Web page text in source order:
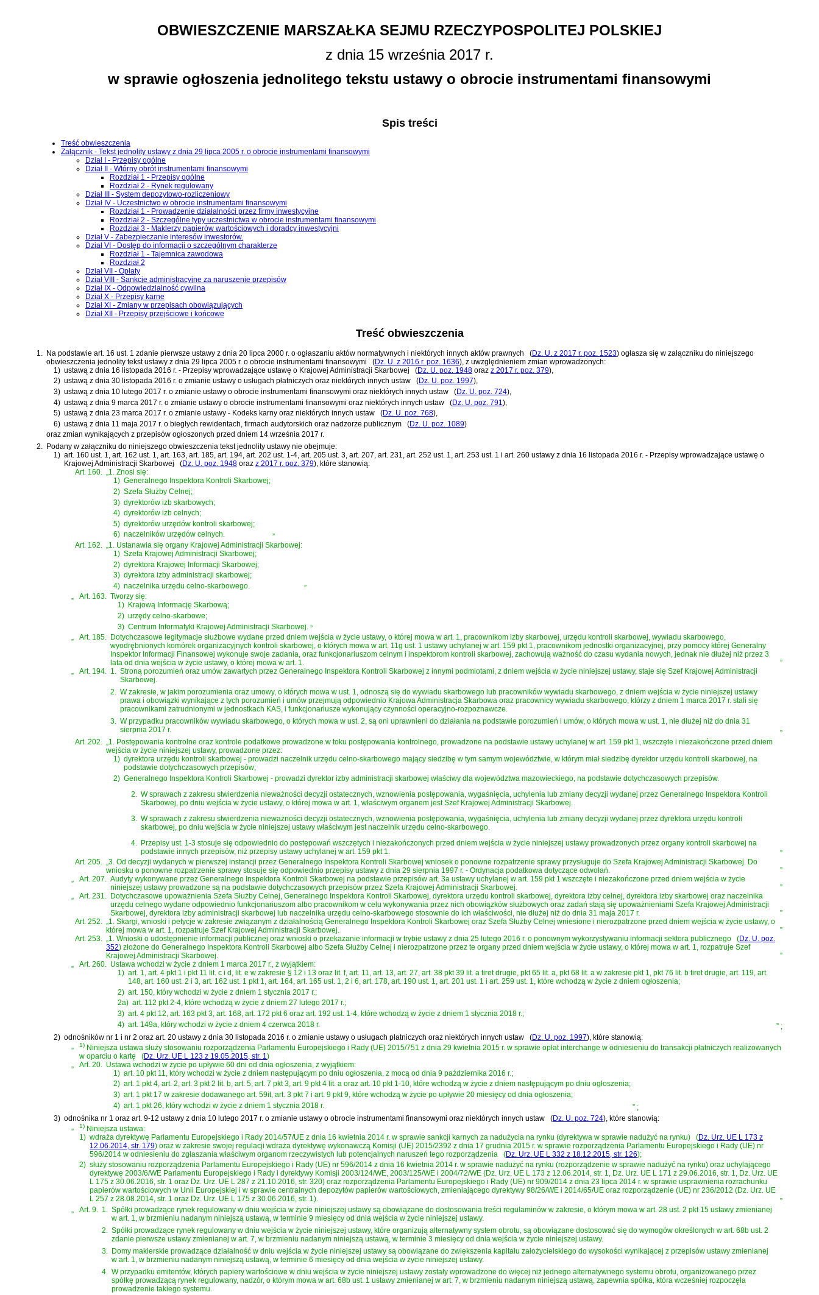
OBWIESZCZENIE MARSZAŁKA SEJMU RZECZYPOSPOLITEJ POLSKIEJ
z dnia 15 września 2017 r.
w sprawie ogłoszenia jednolitego tekstu ustawy o obrocie instrumentami finansowymi
Spis treści
Treść obwieszczenia
Załącznik - Tekst jednolity ustawy z dnia 29 lipca 2005 r. o obrocie instrumentami finansowymi
Dział I - Przepisy ogólne
Dział II - Wtórny obrót instrumentami finansowymi
Rozdział 1 - Przepisy ogólne
Rozdział 2 - Rynek regulowany
Dział III - System depozytowo-rozliczeniowy
Dział IV - Uczestnictwo w obrocie instrumentami finansowymi
Rozdział 1 - Prowadzenie działalności przez firmy inwestycyjne
Rozdział 2 - Szczególne typy uczestnictwa w obrocie instrumentami finansowymi
Rozdział 3 - Maklerzy papierów wartościowych i doradcy inwestycyjni
Dział V - Zabezpieczanie interesów inwestorów.
Dział VI - Dostęp do informacji o szczególnym charakterze
Rozdział 1 - Tajemnica zawodowa
Rozdział 2
Dział VII - Opłaty
Dział VIII - Sankcje administracyjne za naruszenie przepisów
Dział IX - Odpowiedzialność cywilna
Dział X - Przepisy karne
Dział XI - Zmiany w przepisach obowiązujących
Dział XII - Przepisy przejściowe i końcowe
Treść obwieszczenia
1. Na podstawie art. 16 ust. 1 zdanie pierwsze ustawy z dnia 20 lipca 2000 r. o ogłaszaniu aktów normatywnych i niektórych innych aktów prawnych (Dz. U. z 2017 r. poz. 1523) ogłasza się w załączniku do niniejszego
obwieszczenia jednolity tekstustawy z dnia 29 lipca 2005 r. o obrocie instrumentami finansowymi (Dz. U. z 2016 r. poz. 1636), z uwzględnieniem zmian wprowadzonych:
1) ustawą z dnia 16 listopada 2016 r. - Przepisy wprowadzające ustawę o Krajowej Administracji Skarbowej (Dz. U. poz. 1948 oraz z 2017 r. poz. 379),
2) ustawą z dnia 30 listopada 2016 r. o zmianie ustawy o usługach płatniczych oraz niektórych innych ustaw (Dz. U. poz. 1997),
3) ustawą z dnia 10 lutego 2017 r. o zmianie ustawy o obrocie instrumentami finansowymi oraz niektórych innych ustaw (Dz. U. poz. 724),
4) ustawą z dnia 9 marca 2017 r. o zmianie ustawy o obrocie instrumentami finansowymi oraz niektórych innych ustaw (Dz. U. poz. 791 )
5) ustawą z dnia 23 marca 2017 r. o zmianie ustawy - Kodeks karny oraz niektórych innych ustaw (Dz. U. poz. 768),
6) ustawą z dnia 11 maja 2017 r. o biegłych rewidentach, firmach audytorskich oraz nadzorze publicznym (Dz. U. poz. 1089)
oraz zmian wynikających z przepisów ogłoszonych przed dniem 14 września 2017 r.
2. Podany w załączniku do niniejszego obwieszczenia tekst jednolity ustawy nie obejmuje:
1) art. 160 ust. 1, art. 162 ust. 1, art. 163, art. 185, art. 194, art. 202 ust. 1-4, art. 205 ust. 3, art. 207, art. 231, art. 252 ust. 1, art. 253 ust. 1 i art. 260 ustawy z dnia 16 listopada 2016 r. - Przepisy wprowadzające ustawę o
Krajowej Administracji Skarbowej
(Dz. U. poz. 1948 oraz z 2017 r. poz. 379), które stanowią:
Art. 160. „1. Znosi się:
1) Generalnego Inspektora Kontroli Skarbowej;
2) Szefa Służby Celnej;
3) dyrektorów izb skarbowych;
4) dyrektorów izb celnych;
5) dyrektorów urzędów kontroli skarbowej;
6) naczelników urzędów celnych.
”
Art. 162. „1. Ustanawia się organy Krajowej Administracji Skarbowej:
1) Szefa Krajowej Administracji Skarbowej;
2) dyrektora Krajowej Informacji Skarbowej;
3) dyrektora izby administracji skarbowej;
4) naczelnika urzędu celno-skarbowego.
”
„
Art. 163. Tworzy się:
1) Krajową Informację Skarbową;
2) urzędy celno-skarbowe;
3) Centrum Informatyki Krajowej Administracji Skarbowej. ”
„
Art. 185. Dotychczasowe legitymacje służbowe wydane przed dniem wejścia w życie ustawy, o której mowa w art. 1, pracownikom izby skarbowej, urzędu kontroli skarbowej, wywiadu skarbowego,
wyodrębnionych komórek organizacyjnych kontroli skarbowej, o których mowa w art. 11g ust. 1 ustawy uchylanej w art. 159 pkt 1, pracownikom jednostki organizacyjnej, przy pomocy której Generalny
Inspektor Informacji Finansowej wykonuje swoje zadania, oraz funkcjonariuszom celnym i inspektorom kontroli skarbowej, zachowują ważność do czasu wydania nowych, jednak nie dłużej niż przez 3
lata od dnia wejścia w życie ustawy, o której mowa w art. 1.
”
„
Art. 194. 1. Stroną porozumień oraz umów zawartych przez Generalnego Inspektora Kontroli Skarbowej z innymi podmiotami, z dniem wejścia w życie niniejszej ustawy, staje się Szef Krajowej Administracji
Skarbowej.
2. W zakresie, w jakim porozumienia oraz umowy, o których mowa w ust. 1, odnoszą się do wywiadu skarbowego lub pracowników wywiadu skarbowego, z dniem wejścia w życie niniejszej ustawy
prawa i obowiązki wynikające z tych porozumień i umów przejmują odpowiednio Krajowa Administracja Skarbowa oraz pracownicy wywiadu skarbowego, którzy z dniem 1 marca 2017 r. stali się
pracownikami zatrudnionymi w jednostkach KAS, i funkcjonariusze wykonujący czynności operacyjno-rozpoznawcze.
3. W przypadku pracowników wywiadu skarbowego, o których mowa w ust. 2, są oni uprawnieni do działania na podstawie porozumień i umów, o których mowa w ust. 1, nie dłużej niż do dnia 31
sierpnia 2017 r.
”
Art. 202. „1. Postępowania kontrolne oraz kontrole podatkowe prowadzone w toku postępowania kontrolnego, prowadzone na podstawie ustawy uchylanej w art. 159 pkt 1, wszczęte i niezakończone przed dniem
wejścia w życie niniejszej ustawy, prowadzone przez:
1) dyrektora urzędu kontroli skarbowej - prowadzi naczelnik urzędu celno-skarbowego mający siedzibę w tym samym województwie, w którym miał siedzibę dyrektor urzędu kontroli skarbowej, na
podstawie dotychczasowych przepisów;
2) Generalnego Inspektora Kontroli Skarbowej - prowadzi dyrektor izby administracji skarbowej właściwy dla województwa mazowieckiego, na podstawie dotychczasowych przepisów.
2.
W sprawach z zakresu stwierdzenia nieważności decyzji ostatecznych, wznowienia postępowania, wygaśnięcia, uchylenia lub zmiany decyzji wydanej przez Generalnego Inspektora Kontroli
Skarbowej, po dniu wejścia w życie ustawy, o której mowa w art. 1, właściwym organem jest Szef Krajowej Administracji Skarbowej.
3.
W sprawach z zakresu stwierdzenia nieważności decyzji ostatecznych, wznowienia postępowania, wygaśnięcia, uchylenia lub zmiany decyzji wydanej przez dyrektora urzędu kontroli
skarbowej, po dniu wejścia w życie niniejszej ustawy właściwym jest naczelnik urzędu celno-skarbowego.
4.
Przepisy ust. 1-3 stosuje się odpowiednio do postępowań wszczętych i niezakończonych przed dniem wejścia w życie niniejszej ustawy prowadzonych przez organy kontroli skarbowej na
podstawie innych przepisów, niż przepisy ustawy uchylanej w art. 159 pkt 1.
”
Art. 205. „3. Od decyzji wydanych w pierwszej instancji przez Generalnego Inspektora Kontroli Skarbowej wniosek o ponowne rozpatrzenie sprawy przysługuje do Szefa Krajowej Administracji Skarbowej. Do
wniosku o ponowne rozpatrzenie sprawy stosuje się odpowiednio przepisy ustawy z dnia 29 sierpnia 1997 r. - Ordynacja podatkowa dotyczące odwołań.
”
„
Art. 207. Audyty wykonywane przez Generalnego Inspektora Kontroli Skarbowej na podstawie przepisów art. 3a ustawy uchylanej w art. 159 pkt 1 wszczęte i niezakończone przed dniem wejścia w życie
niniejszej ustawy prowadzone są na podstawie dotychczasowych przepisów przez Szefa Krajowej Administracji Skarbowej.
”
„
Art. 231. Dotychczasowe upoważnienia Szefa Służby Celnej, Generalnego Inspektora Kontroli Skarbowej, dyrektora urzędu kontroli skarbowej, dyrektora izby celnej, dyrektora izby skarbowej oraz naczelnika
urzędu celnego wydane odpowiednio funkcjonariuszom albo pracownikom w celu wykonywania przez nich obowiązków służbowych oraz zadań stają się upoważnieniami Szefa Krajowej Administracji
Skarbowej, dyrektora izby administracji skarbowej lub naczelnika urzędu celno-skarbowego stosownie do ich właściwości, nie dłużej niż do dnia 31 maja 2017 r.
”
Art. 252. „1. Skargi, wnioski i petycje w zakresie związanym z działalnością Generalnego Inspektora Kontroli Skarbowej oraz Szefa Służby Celnej wniesione i nierozpatrzone przed dniem wejścia w życie ustawy, o
której mowa w art. 1, rozpatruje Szef Krajowej Administracji Skarbowej.
”
Art. 253. „1. Wnioski o udostępnienie informacji publicznej oraz wnioski o przekazanie informacji w trybie ustawy z dnia 25 lutego 2016 r. o ponownym wykorzystywaniu informacji sektora publicznego (Dz. U. poz.
352) złożone do Generalnego Inspektora Kontroli Skarbowej albo Szefa Służby Celnej i nierozpatrzone przez te organy przed dniem wejścia w życie ustawy, o której mowa w art. 1, rozpatruje Szef
Krajowej Administracji Skarbowej.
”
„
Art. 260. Ustawa wchodzi w życie z dniem 1 marca 2017 r., z wyjątkiem:
1) art. 1, art. 4 pkt 1 i pkt 11 lit. c i d, lit. e w zakresie § 12 i 13 oraz lit. f, art. 11, art. 13, art. 27, art. 38 pkt 39 lit. a tiret drugie, pkt 65 lit. a, pkt 68 lit. a w zakresie pkt 1, pkt 76 lit. b tiret drugie, art. 119, art.
148, art. 160 ust. 2 i 3, art. 162 ust. 1 pkt 1, art. 164, art. 165 ust. 1, 2 i 6, art. 178, art. 190 ust. 1, art. 201 ust. 1 i art. 259 ust. 1, które wchodzą w życie z dniem ogłoszenia;
2) art. 150, który wchodzi w życie z dniem 1 stycznia 2017 r.;
2a) art. 112 pkt 2-4, które wchodzą w życie z dniem 27 lutego 2017 r.;
3) art. 4 pkt 12, art. 163 pkt 3, art. 168, art. 172 pkt 6 oraz art. 192 ust. 1-4, które wchodzą w życie z dniem 1 stycznia 2018 r.;
4) art. 149a, który wchodzi w życie z dniem 4 czerwca 2018 r. ” ;
2) odnośników nr 1 i nr 2 oraz art. 20 ustawy z dnia 30 listopada 2016 r. o zmianie ustawy o usługach płatniczych oraz niektórych innych ustaw (Dz. U. poz. 1997), które stanowią:
„
1) Niniejsza ustawa służy stosowaniu rozporządzenia Parlamentu Europejskiego i Rady (UE) 2015/751 z dnia 29 kwietnia 2015 r. w sprawie opłat interchange w odniesieniu do transakcji płatniczych realizowanych
w oparciu o kartę
(Dz. Urz. UE L 123 z 19.05.2015, str. 1)
„
Art. 20. Ustawa wchodzi w życie po upływie 60 dni od dnia ogłoszenia, z wyjątkiem:
1) art. 10 pkt 11, który wchodzi w życie z dniem następującym po dniu ogłoszenia, z mocą od dnia 9 października 2016 r.;
2) art. 1 pkt 4, art. 2, art. 3 pkt 2 lit. b, art. 5, art. 7 pkt 3, art. 9 pkt 4 lit. a oraz art. 10 pkt 1-10, które wchodzą w życie z dniem następującym po dniu ogłoszenia;
3) art. 1 pkt 17 w zakresie dodawanego art. 59it, art. 3 pkt 7 i art. 9 pkt 9, które wchodzą w życie po upływie 20 miesięcy od dnia ogłoszenia;
4) art. 1 pkt 26, który wchodzi w życie z dniem 1 stycznia 2018 r. ” ;
3) odnośnika nr 1 oraz art. 9-12 ustawy z dnia 10 lutego 2017 r. o zmianie ustawy o obrocie instrumentami finansowymi oraz niektórych innych ustaw (Dz. U. poz. 724), które stanowią:
„
1) Niniejsza ustawa:
1) wdraża dyrektywę Parlamentu Europejskiego i Rady 2014/57/UE z dnia 16 kwietnia 2014 r. w sprawie sankcji karnych za nadużycia na rynku (dyrektywa w sprawie nadużyć na rynku) (Dz. Urz. UE L 173 z
12.06.2014, str. 179) oraz w zakresie swojej regulacji wdraża dyrektywę wykonawczą Komisji (UE) 2015/2392 z dnia 17 grudnia 2015 r. w sprawie rozporządzenia Parlamentu Europejskiego i Rady (UE) nr
596/2014 w odniesieniu do zgłaszania właściwym organom rzeczywistych lub potencjalnych naruszeń tego rozporządzenia
(Dz. Urz. UE L 332 z 18.12.2015, str. 126);
2) służy stosowaniu rozporządzenia Parlamentu Europejskiego i Rady (UE) nr 596/2014 z dnia 16 kwietnia 2014 r. w sprawie nadużyć na rynku (rozporządzenie w sprawie nadużyć na rynku) oraz uchylającego
dyrektywę 2003/6/WE Parlamentu Europejskiego i Rady i dyrektywy Komisji 2003/124/WE, 2003/125/WE i 2004/72/WE (Dz. Urz. UE L 173 z 12.06.2014, str. 1, Dz. Urz. UE L 171 z 29.06.2016, str. 1, Dz. Urz. UE
L 175 z 30.06.2016, str. 1 oraz Dz. Urz. UE L 287 z 21.10.2016, str. 320) oraz rozporządzenia Parlamentu Europejskiego i Rady (UE) nr 909/2014 z dnia 23 lipca 2014 r. w sprawie usprawnienia rozrachunku
papierów wartościowych w Unii Europejskiej i w sprawie centralnych depozytów papierów wartościowych, zmieniającego dyrektywy 98/26/WE i 2014/65/UE oraz rozporządzenie (UE) nr 236/2012 (Dz. Urz. UE
L 257 z 28.08.2014, str. 1 oraz Dz. Urz. UE L 175 z 30.06.2016, str. 1).
”
„
Art. 9. 1. Spółki prowadzące rynek regulowany w dniu wejścia w życie niniejszej ustawy są obowiązane do dostosowania treści regulaminów w zakresie, o którym mowa w art. 28 ust. 2 pkt 15 ustawy zmienianej
w art. 1, w brzmieniu nadanym niniejszą ustawą, w terminie 9 miesięcy od dnia wejścia w życie niniejszej ustawy.
2. Spółki prowadzące rynek regulowany w dniu wejścia w życie niniejszej ustawy, które organizują alternatywny system obrotu, są obowiązane dostosować się do wymogów określonych w art. 68b ust. 2
zdanie pierwsze ustawy zmienianej w art. 7, w brzmieniu nadanym niniejszą ustawą, w terminie 3 miesięcy od dnia wejścia w życie niniejszej ustawy.
3. Domy maklerskie prowadzące działalność w dniu wejścia w życie niniejszej ustawy są obowiązane do zwiększenia kapitału założycielskiego do wysokości wynikającej z przepisów ustawy zmienianej
w art. 1, w brzmieniu nadanym niniejszą ustawą, w terminie 6 miesięcy od dnia wejścia w życie niniejszej ustawy.
4. W przypadku emitentów, których papiery wartościowe w dniu wejścia w życie niniejszej ustawy zostały wprowadzone do więcej niż jednego alternatywnego systemu obrotu, organizowanego przez
spółkę prowadzącą rynek regulowany, nadzór, o którym mowa w art. 68b ust. 1 ustawy zmienianej w art. 7, w brzmieniu nadanym niniejszą ustawą, zapewnia spółka, która wcześniej rozpoczęła
prowadzenie takiego systemu.